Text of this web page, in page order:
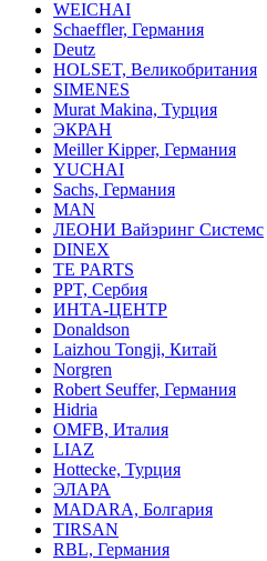
WEICHAI
Schaeffler, Германия
Deutz
HOLSET, Великобритания
SIMENES
Murat Makina, Турция
ЭКРАН
Meiller Kipper, Германия
YUCHAI
Sachs, Германия
MAN
ЛЕОНИ Вайэринг Системс
DINEX
TE PARTS
PPT, Сербия
ИНТА-ЦЕНТР
Donaldson
Laizhou Tongji, Китай
Norgren
Robert Seuffer, Германия
Hidria
OMFB, Италия
LIAZ
Hottecke, Турция
ЭЛАРА
MADARA, Болгария
TIRSAN
RBL, Германия